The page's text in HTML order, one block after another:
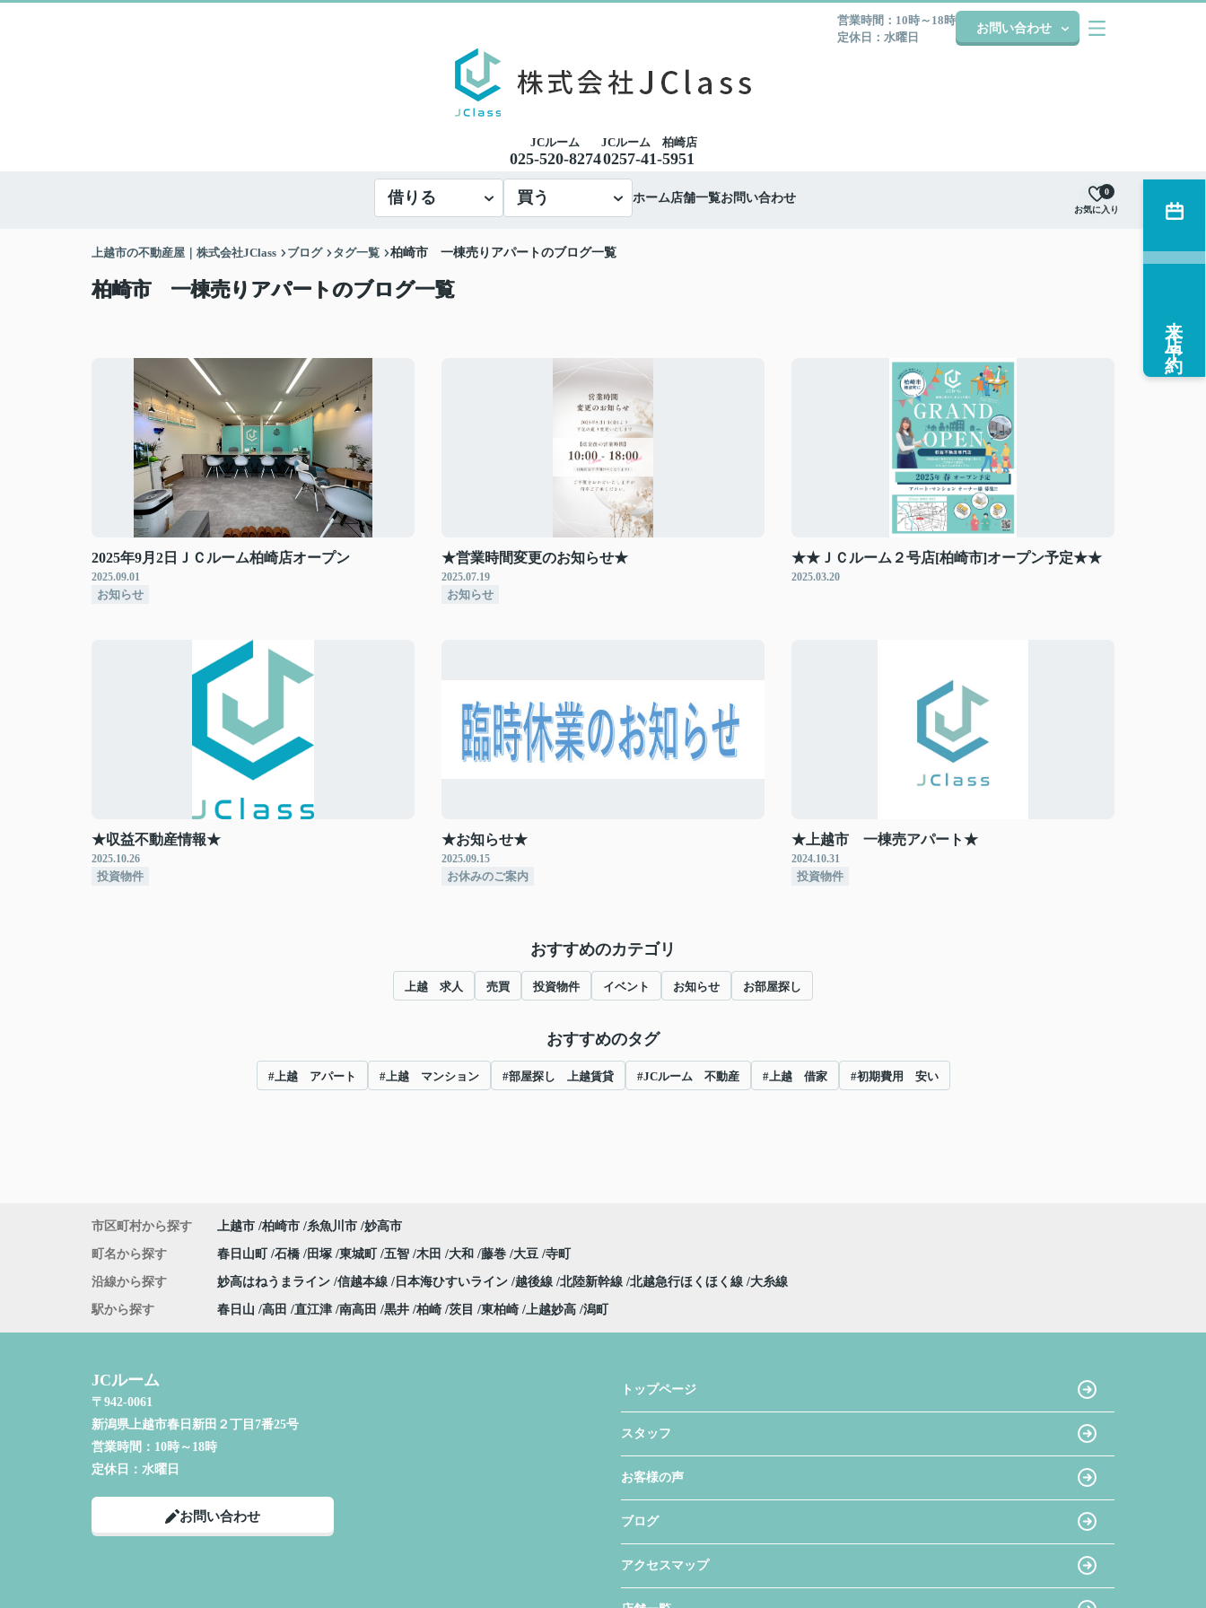
営業時間：10時～18時
定休日：水曜日
お問い合わせ
JCルーム
025-520-8274
JCルーム 柏崎店
0257-41-5951
借りる 買う ホーム店舗一覧お問い合わせ
お気に入り
0
上越市の不動産屋｜株式会社JClass ブログ タグ一覧 柏崎市 一棟売りアパートのブログ一覧
柏崎市 一棟売りアパートのブログ一覧
2025年9月2日ＪＣルーム柏崎店オープン
2025.09.01
お知らせ
★営業時間変更のお知らせ★
2025.07.19
お知らせ
★★ＪＣルーム２号店[柏崎市]オープン予定★★
2025.03.20
★収益不動産情報★
2025.10.26
投資物件
★お知らせ★
2025.09.15
お休みのご案内
★上越市 一棟売アパート★
2024.10.31
投資物件
おすすめのカテゴリ
上越 求人 売買 投資物件 イベント お知らせ お部屋探し
おすすめのタグ
#上越 アパート #上越 マンション #部屋探し 上越賃貸 #JCルーム 不動産 #上越 借家 #初期費用 安い
来店予約
市区町村から探す 上越市 柏崎市 糸魚川市 妙高市
町名から探す 春日山町 石橋 田塚 東城町 五智 木田 大和 藤巻 大豆 寺町
沿線から探す 妙高はねうまライン 信越本線 日本海ひすいライン 越後線 北陸新幹線 北越急行ほくほく線 大糸線
駅から探す 春日山 高田 直江津 南高田 黒井 柏崎 茨目 東柏崎 上越妙高 潟町
JCルーム
〒942-0061
新潟県上越市春日新田２丁目7番25号
営業時間： 10時～18時
定休日： 水曜日
お問い合わせ
トップページ
スタッフ
お客様の声
ブログ
アクセスマップ